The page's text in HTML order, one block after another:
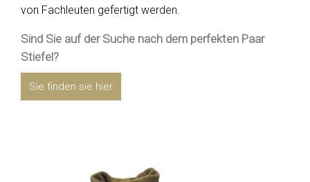
von Fachleuten gefertigt werden.
Sind Sie auf der Suche nach dem perfekten Paar
Stiefel?
Sie finden sie hier